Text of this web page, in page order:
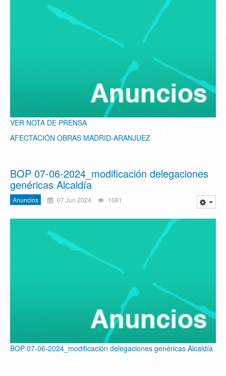
VER NOTA DE PRENSA
AFECTACIÓN OBRAS MADRID-ARANJUEZ
BOP 07-06-2024_modificación delegaciones
genéricas Alcaldía
Anuncios 07 Jun 2024 1081
BOP 07-06-2024_modificación delegaciones genéricas Alcaldía